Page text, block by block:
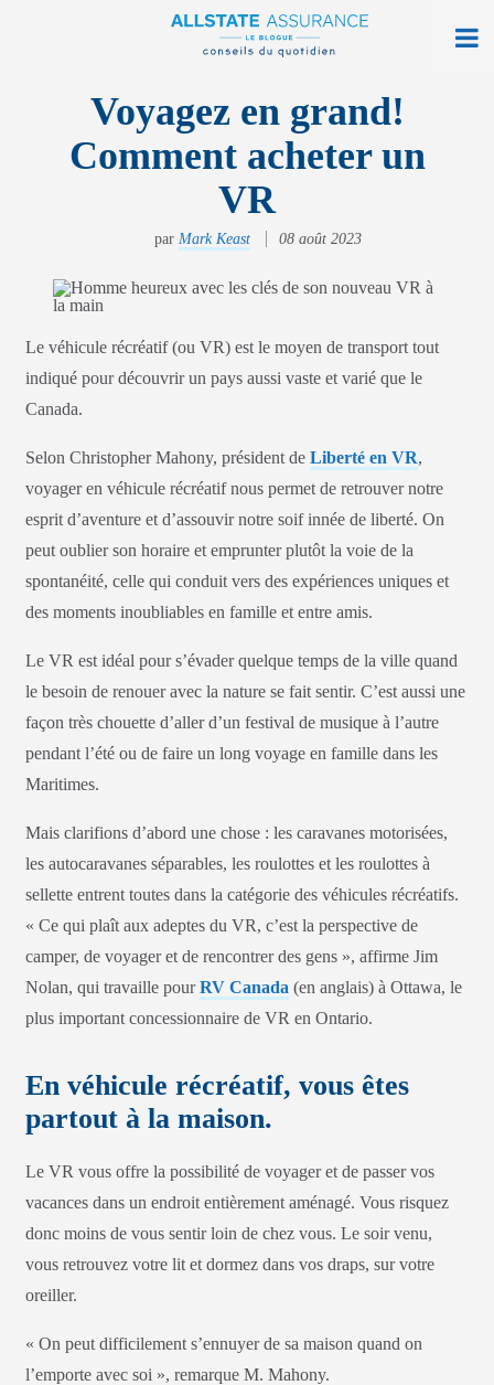
À la maison
Sur la route
Obtenir une soumission
Trouver une agence
Ouvrir monAllstate
English
Rechercher
Voyagez en grand!
Comment acheter un
VR
par Mark Keast 08 août 2023
Le véhicule récréatif (ou VR) est le moyen de transport tout
indiqué pour découvrir un pays aussi vaste et varié que le
Canada.
Selon Christopher Mahony, président de Liberté en VR,
voyager en véhicule récréatif nous permet de retrouver notre
esprit d’aventure et d’assouvir notre soif innée de liberté. On
peut oublier son horaire et emprunter plutôt la voie de la
spontanéité, celle qui conduit vers des expériences uniques et
des moments inoubliables en famille et entre amis.
Le VR est idéal pour s’évader quelque temps de la ville quand
le besoin de renouer avec la nature se fait sentir. C’est aussi une
façon très chouette d’aller d’un festival de musique à l’autre
pendant l’été ou de faire un long voyage en famille dans les
Maritimes.
Mais clarifions d’abord une chose : les caravanes motorisées,
les autocaravanes séparables, les roulottes et les roulottes à
sellette entrent toutes dans la catégorie des véhicules récréatifs.
« Ce qui plaît aux adeptes du VR, c’est la perspective de
camper, de voyager et de rencontrer des gens », affirme Jim
Nolan, qui travaille pourRV Canada (en anglais) à Ottawa, le
plus important concessionnaire de VR en Ontario.
En véhicule récréatif, vous êtes
partout à la maison.
Le VR vous offre la possibilité de voyager et de passer vos
vacances dans un endroit entièrement aménagé. Vous risquez
donc moins de vous sentir loin de chez vous. Le soir venu,
vous retrouvez votre lit et dormez dans vos draps, sur votre
oreiller.
« On peut difficilement s’ennuyer de sa maison quand on
l’emporte avec soi », remarque M. Mahony.